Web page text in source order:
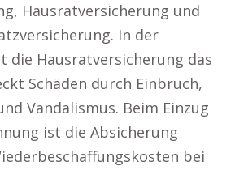
Hausratversicherung und
In der
die Hausratversicherung das
Schäden durch Einbruch,
Vandalismus. Beim Einzug
ist die Absicherung
bei